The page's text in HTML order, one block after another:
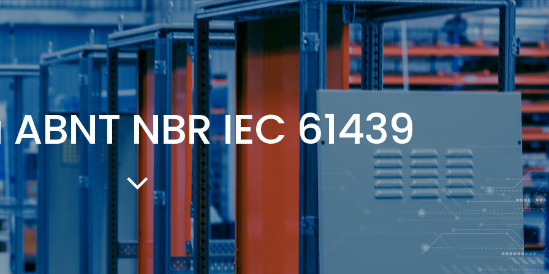
nossos produtos
Certificações
Central de Downloads
Centro de Treinamento
SAC ELETROPOLL
Buscar
resultados
para:
NBR IEC 61439